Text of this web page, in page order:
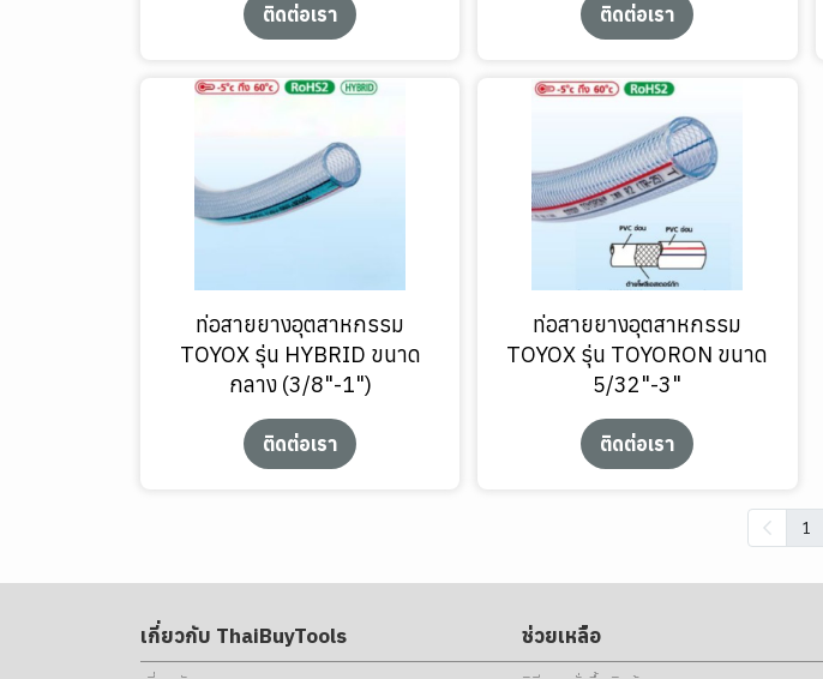
ติดต่อเรา ติดต่อเรา
ท่อสายยางอุตสาหกรรม
TOYOX รุ่น HYBRID ขนาด
กลาง (3/8"-1")
ติดต่อเรา
ท่อสายยางอุตสาหกรรม
TOYOX รุ่น TOYORON ขนาด
5/32"-3"
ติดต่อเรา
1
เกี่ยวกับ ThaiBuyTools ช่วยเหลือ